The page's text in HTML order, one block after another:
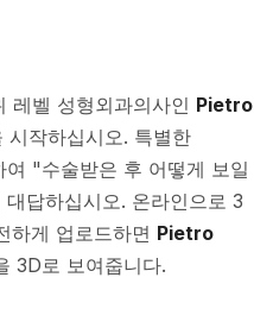
벨 성형외과의사인 Pietro
시작하십시오. 특별한
여 "수술받은 후 어떻게 보일
답하십시오. 온라인으로 3
하게 업로드하면 Pietro
3D로 보여줍니다.